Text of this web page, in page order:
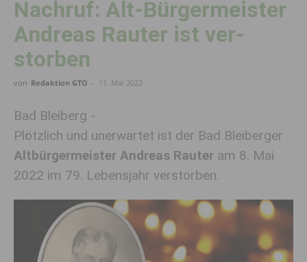
Nachruf: Alt-Bürger­meister
Andreas Rauter ist ver­
storben
von Redaktion GTO - 11. Mai 2022
Bad Bleiberg -
Plötzlich und unerwartet ist der Bad Bleiberger
Altbürgermeister Andreas Rauter am 8. Mai
2022 im 79. Lebensjahr verstorben.